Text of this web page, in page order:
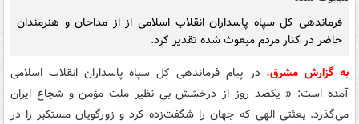
فرماندهی کل سپاه پاسداران انقلاب اسلامی از از مداحان و هنرمندان
حاضر در کنار مردم مبعوث شده تقدیر کرد.
به گزارش مشرق، در پیام فرماندهی کل سپاه پاسداران انقلاب اسلامی
آمده است: « یکصد روز از درخشش بی نظیر ملت مؤمن و شجاع ایران
می‌گذرد. بعثتی الهی که جهان را شگفت‌زده کرد و زورگویان مستکبر را در